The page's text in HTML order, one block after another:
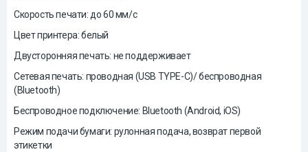
Скорость печати: до 60 мм/с
Цвет принтера: белый
Двусторонняя печать: не поддерживает
Сетевая печать: проводная (USB TYPE-C)/ беспроводная
(Bluetooth)
Беспроводное подключение: Bluetooth (Android, iOS)
Режим подачи бумаги: рулонная подача, возврат первой
этикетки